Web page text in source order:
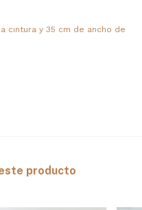
cintura y 35 cm de ancho de
producto